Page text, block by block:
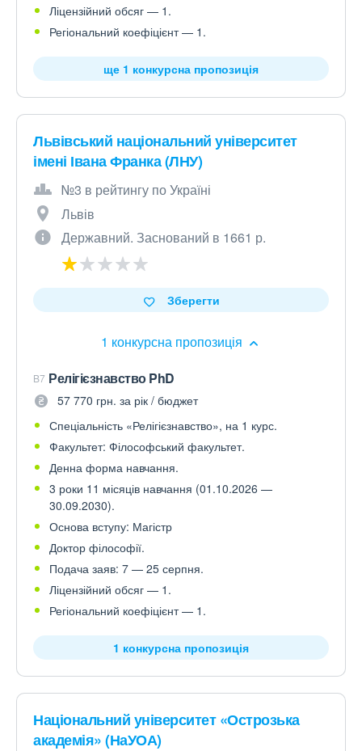
Ліцензійний обсяг — 1.
Регіональний коефіцієнт — 1.
ще 1 конкурсна пропозиція
Львівський національний університет
імені Івана Франка (ЛНУ)
№3 в рейтингу по Україні
Львів
Державний. Заснований в 1661 р.
1 конкурсна пропозиція
Зберегти
B7 Релігієзнавство PhD
57 770 грн. за рік / бюджет
Спеціальність «Релігієзнавство», на 1 курс.
Факультет: Філософський факультет.
Денна форма навчання.
3 роки 11 місяців навчання (01.10.2026 —
30.09.2030).
Основа вступу: Магістр
Доктор філософії.
Подача заяв: 7 — 25 серпня.
Ліцензійний обсяг — 1.
Регіональний коефіцієнт — 1.
1 конкурсна пропозиція
Національний університет «Острозька
академія» (НаУОА)